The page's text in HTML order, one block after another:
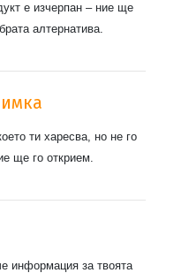
е изчерпан – ние ще
алтернатива.
ти харесва, но не го
ще го открием.
информация за твоята